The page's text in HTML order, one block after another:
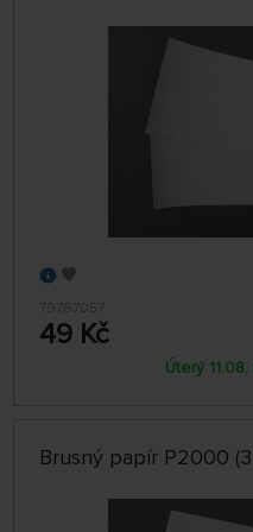
79787057
49 Kč
Úterý
Brusný papír P2000